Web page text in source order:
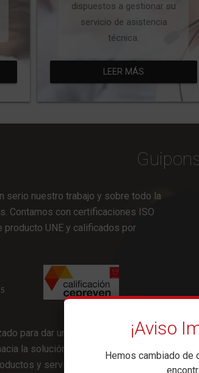
dispuestos a gestionar su
servicio de asistencia
técnica.
LEER MÁS
serio nuestro trabajo y sobre todo la
Contamos con certificaciones ISO
UNE y calificados por
para dar una rápida respuesta y
la solución. En Guipons
y servicios, con un alto
¡Aviso
Hemos cambiado de